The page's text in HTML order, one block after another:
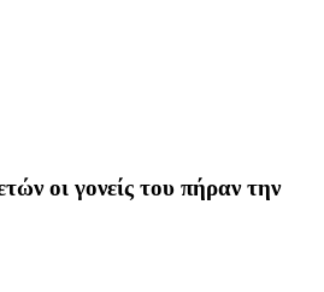
οι γονείς του πήραν την